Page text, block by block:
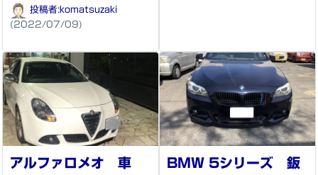
投稿者:komatsuzaki
(2022/07/09)
アルファロメオ 車 BMW 5シリーズ 鈑